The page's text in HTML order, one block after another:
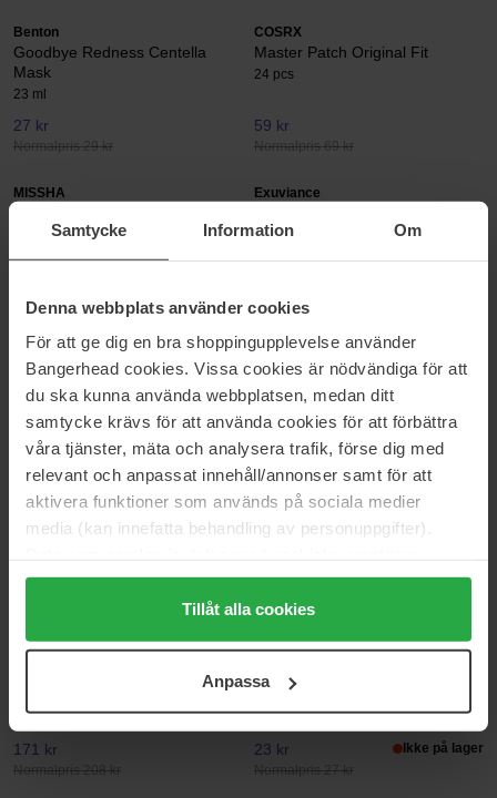
Samtycke Information Om
Denna webbplats använder cookies
För att ge dig en bra shoppingupplevelse använder
Bangerhead cookies. Vissa cookies är nödvändiga för att
du ska kunna använda webbplatsen, medan ditt
samtycke krävs för att använda cookies för att förbättra
våra tjänster, mäta och analysera trafik, förse dig med
relevant och anpassat innehåll/annonser samt för att
aktivera funktioner som används på sociala medier
media (kan innefatta behandling av personuppgifter).
Genom att trycka på "Tillåt alla cookies" accepterar du
alla cookies, medan du under "Detaljer" kan anpassa
användningen av cookies. Du kan när som helst återkalla
samt vår Integritetspolicy.
Tillåt alla cookies
Anpassa
Benton
Goodbye Redness Centella
Mask
23 ml
27 kr
Normalpris 29 kr
COSRX
Master Patch Original Fit
24 pcs
59 kr
Normalpris 69 kr
MISSHA
Sheet Mask
27 ml
Normalpris 34 kr
Exuviance
20 g
Normalpris 129 kr
VOLUME Collagen Boost Sheet
Mask
3 pcs
117 kr
Normalpris 129 kr
SKIN1004
Madagascar Centella
5 pcs
113 kr
Normalpris 125 kr
Hydro Cera-Nol Real Deep
136 g
FILORGA
Lift-Mask
102 kr
70 pcs
171 kr
Normalpris 208 kr
MISSHA
Airy Fit Sheet Mask
19 g
23 kr
Normalpris 27 kr
Ikke på lager